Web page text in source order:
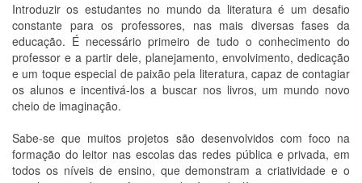
Introduzir os estudantes no mundo da literatura é um desafio
constante para os professores, nas mais diversas fases da
educação. É necessário primeiro de tudo o conhecimento do
professor e a partir dele, planejamento, envolvimento, dedicação
e um toque especial de paixão pela literatura, capaz de contagiar
os alunos e incentivá-los a buscar nos livros, um mundo novo
cheio de imaginação.
Sabe-se que muitos projetos são desenvolvidos com foco na
formação do leitor nas escolas das redes pública e privada, em
todos os níveis de ensino, que demonstram a criatividade e o